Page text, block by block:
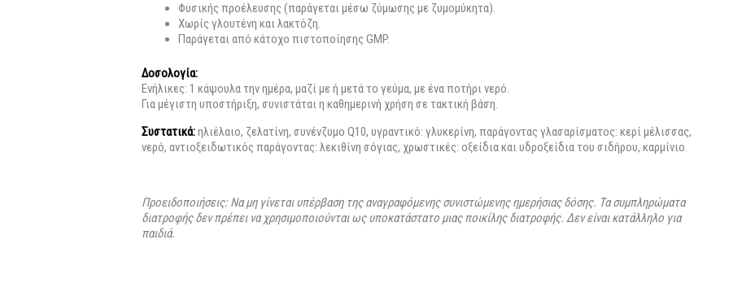
Φυσικής προέλευσης (παράγεται μέσω ζύμωσης με ζυμομύκητα).
Χωρίς γλουτένη και λακτόζη.
Παράγεται από κάτοχο πιστοποίησης GMP.
Δοσολογία:
Ενήλικες: 1 κάψουλα την ημέρα, μαζί με ή μετά το γεύμα, με ένα ποτήρι νερό.
Για μέγιστη υποστήριξη, συνιστάται η καθημερινή χρήση σε τακτική βάση.
Συστατικά:ηλιέλαιο, ζελατίνη, συνένζυμο Q10, υγραντικό: γλυκερίνη, παράγοντας γλασαρίσματος: κερί μέλισσας,
νερό, αντιοξειδωτικός παράγοντας: λεκιθίνη σόγιας, χρωστικές: οξείδια και υδροξείδια του σιδήρου, καρμίνιο.
Προειδοποιήσεις: Να μη γίνεται υπέρβαση της αναγραφόμενης συνιστώμενης ημερήσιας δόσης. Τα συμπληρώματα
διατροφής δεν πρέπει να χρησιμοποιούνται ως υποκατάστατο μιας ποικίλης διατροφής. Δεν είναι κατάλληλο για
παιδιά.